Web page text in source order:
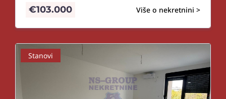
Više o nekretnini >
€103.000
Stanovi